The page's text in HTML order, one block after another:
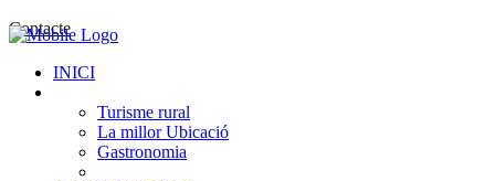
Contacte
INICI
Turisme rural
La millor Ubicació
Gastronomia